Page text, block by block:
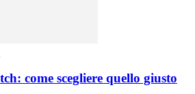
come scegliere quello giusto